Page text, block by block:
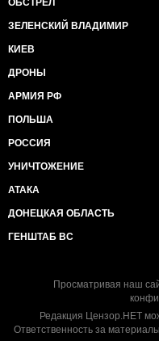
ОБСТРЕЛ
ЗЕЛЕНСКИЙ ВЛАДИМИР
КИЕВ
ДРОНЫ
АРМИЯ РФ
ПОЛЬША
РОССИЯ
УНИЧТОЖЕНИЕ
АТАКА
ДОНЕЦКАЯ ОБЛАСТЬ
ГЕНШТАБ ВС
Просматривая наш
Редакция Цензор.НЕТ
Ответственность за